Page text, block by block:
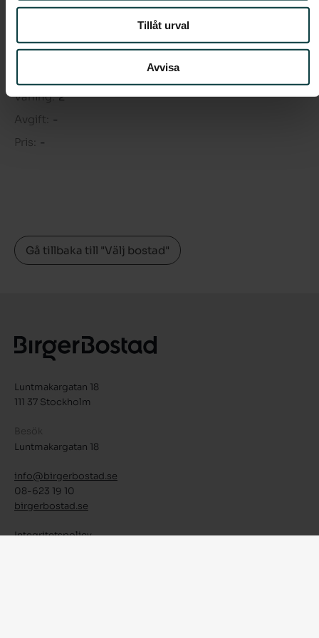
Tillåt urval
Avvisa
Bostadsrätt
Rum: 4
Våning: 2
Avgift: -
Pris: -
Gå tillbaka till "Välj bostad"
Luntmakargatan 18
111 37 Stockholm
Besök
Luntmakargatan 18
info@birgerbostad.se
08-623 19 10
birgerbostad.se
Integritetspolicy